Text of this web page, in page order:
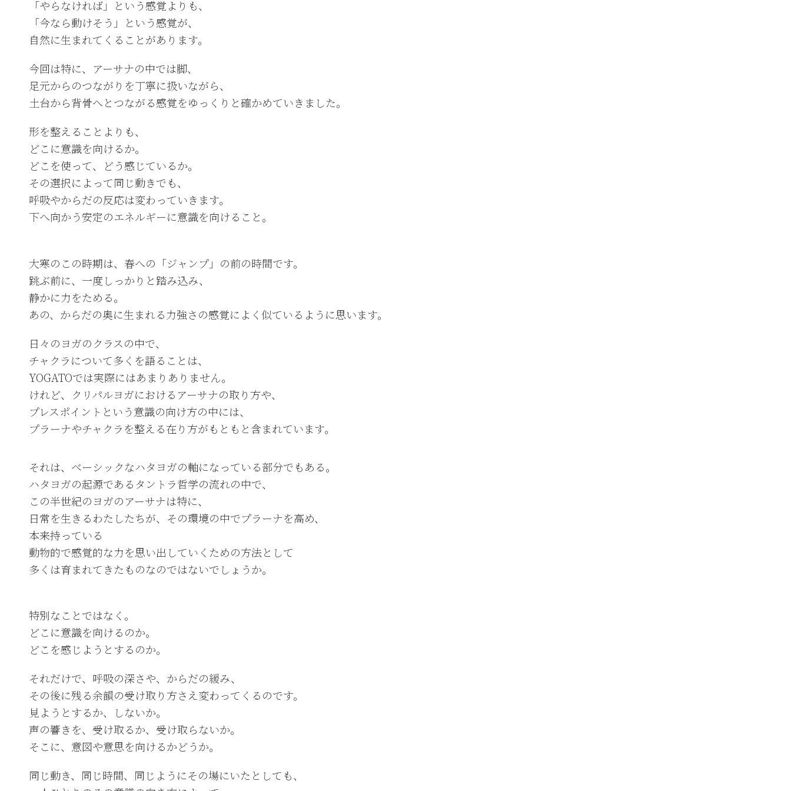
「やらなければ」という感覚よりも、
「今なら動けそう」という感覚が、
自然に生まれてくることがあります。
今回は特に、アーサナの中では脚、
足元からのつながりを丁寧に扱いながら、
土台から背骨へとつながる感覚をゆっくりと確かめていきました。
形を整えることよりも、
どこに意識を向けるか。
どこを使って、どう感じているか。
その選択によって同じ動きでも、
呼吸やからだの反応は変わっていきます。
下へ向かう安定のエネルギーに意識を向けること。
大寒のこの時期は、春への「ジャンプ」の前の時間です。
跳ぶ前に、一度しっかりと踏み込み、
静かに力をためる。
あの、からだの奥に生まれる力強さの感覚によく似ているように思います。
日々のヨガのクラスの中で、
チャクラについて多くを語ることは、
YOGATOでは実際にはあまりありません。
けれど、クリパルヨガにおけるアーサナの取り方や、
プレスポイントという意識の向け方の中には、
プラーナやチャクラを整える在り方がもともと含まれています。
それは、ベーシックなハタヨガの軸になっている部分でもある。
ハタヨガの起源であるタントラ哲学の流れの中で、
この半世紀のヨガのアーサナは特に、
日常を生きるわたしたちが、その環境の中でプラーナを高め、
本来持っている
動物的で感覚的な力を思い出していくための方法として
多くは育まれてきたものなのではないでしょうか。
特別なことではなく。
どこに意識を向けるのか。
どこを感じようとするのか。
それだけで、呼吸の深さや、からだの緩み、
その後に残る余韻の受け取り方さえ変わってくるのです。
見ようとするか、しないか。
声の響きを、受け取るか、受け取らないか。
そこに、意図や意思を向けるかどうか。
同じ動き、同じ時間、同じようにその場にいたとしても、